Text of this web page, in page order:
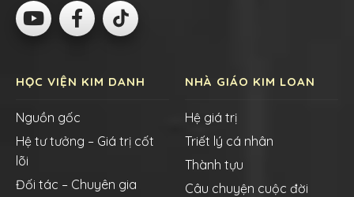
HỌC VIỆN KIM DANH
Nguồn gốc
Hệ tư tưởng – Giá trị cốt
lõi
Đối tác – Chuyên gia
NHÀ GIÁO KIM LOAN
Hệ giá trị
Triết lý cá nhân
Thành tựu
Câu chuyện cuộc đời